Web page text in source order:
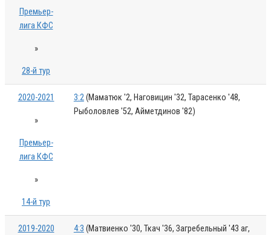
Премьер-
лига КФС
»
28-й тур
2020-2021
»
Премьер-
лига КФС
»
14-й тур
3:2(Маматюк '2, Наговицин '32, Тарасенко '48,
Рыболовлев '52, Айметдинов '82)
2019-2020 4:3 (Матвиенко '30, Ткач '36, Загребельный '43 аг,